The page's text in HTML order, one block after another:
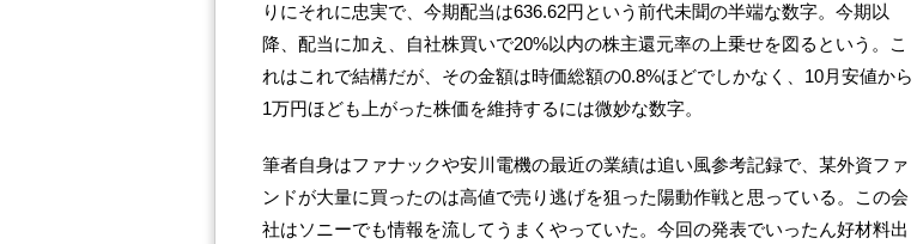
りにそれに忠実で、今期配当は636.62円という前代未聞の半端な数字。今期以
降、配当に加え、自社株買いで20%以内の株主還元率の上乗せを図るという。こ
れはこれで結構だが、その金額は時価総額の0.8%ほどでしかなく、10月安値から
1万円ほども上がった株価を維持するには微妙な数字。
筆者自身はファナックや安川電機の最近の業績は追い風参考記録で、某外資ファ
ンドが大量に買ったのは高値で売り逃げを狙った陽動作戦と思っている。この会
社はソニーでも情報を流してうまくやっていた。今回の発表でいったん好材料出